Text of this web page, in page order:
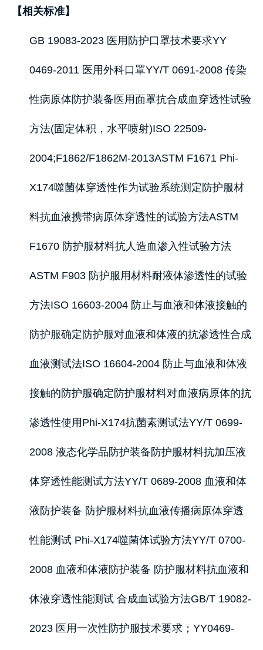
【相关标准】
GB 19083-2023 医用防护口罩技术要求YY
0469-2011 医用外科口罩YY/T 0691-2008 传染
性病原体防护装备医用面罩抗合成血穿透性试验
方法(固定体积，水平喷射)ISO 22509-
2004;F1862/F1862M-2013ASTM F1671 Phi-
X174噬菌体穿透性作为试验系统测定防护服材
料抗血液携带病原体穿透性的试验方法ASTM
F1670 防护服材料抗人造血渗入性试验方法
ASTM F903 防护服用材料耐液体渗透性的试验
方法ISO 16603-2004 防止与血液和体液接触的
防护服确定防护服对血液和体液的抗渗透性合成
血液测试法ISO 16604-2004 防止与血液和体液
接触的防护服确定防护服材料对血液病原体的抗
渗透性使用Phi-X174抗菌素测试法YY/T 0699-
2008 液态化学品防护装备防护服材料抗加压液
体穿透性能测试方法YY/T 0689-2008 血液和体
液防护装备 防护服材料抗血液传播病原体穿透
性能测试 Phi-X174噬菌体试验方法YY/T 0700-
2008 血液和体液防护装备 防护服材料抗血液和
体液穿透性能测试 合成血试验方法GB/T 19082-
2023 医用一次性防护服技术要求；YY0469-